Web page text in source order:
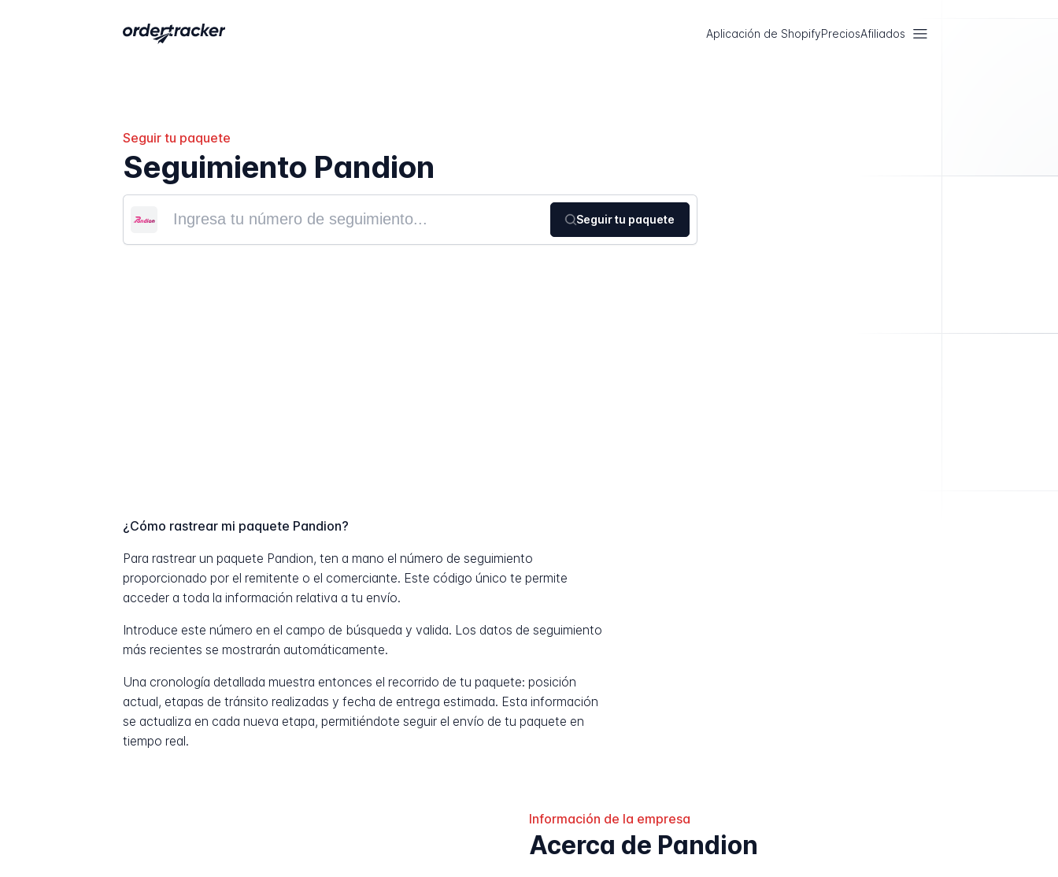
Aplicación de ShopifyPreciosAfiliados
Seguir tu paquete
Seguimiento Pandion
Seguir tu paquete
¿Cómo rastrear mi paquete Pandion?
Para rastrear un paquete Pandion, ten a mano el número de seguimiento
proporcionado por el remitente o el comerciante. Este código único te permite
acceder a toda la información relativa a tu envío.
Introduce este número en el campo de búsqueda y valida. Los datos de seguimiento
más recientes se mostrarán automáticamente.
Una cronología detallada muestra entonces el recorrido de tu paquete: posición
actual, etapas de tránsito realizadas y fecha de entrega estimada. Esta información
se actualiza en cada nueva etapa, permitiéndote seguir el envío de tu paquete en
tiempo real.
Información de la empresa
Acerca de Pandion